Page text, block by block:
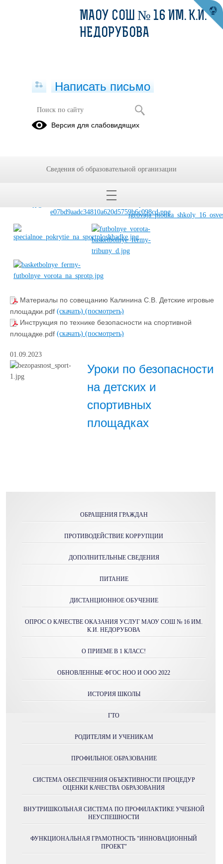
Безопасность на детской и
спортивной площадке.
Материалы по совещанию Калинина С.В. Детские игровые
площадки.pdf (скачать) (посмотреть)
Инструкция по технике безопасности на спортивной
площадке.pdf (скачать) (посмотреть)
01.09.2023
Уроки по безопасности
на детских и
спортивных
площадках
ОБРАЩЕНИЯ ГРАЖДАН
ПРОТИВОДЕЙСТВИЕ КОРРУПЦИИ
ДОПОЛНИТЕЛЬНЫЕ СВЕДЕНИЯ
ПИТАНИЕ
ДИСТАНЦИОННОЕ ОБУЧЕНИЕ
ОПРОС О КАЧЕСТВЕ ОКАЗАНИЯ УСЛУГ МАОУ СОШ № 16 ИМ.
К.И. НЕДОРУБОВА
О ПРИЕМЕ В 1 КЛАСС!
ОБНОВЛЕННЫЕ ФГОС НОО И ООО 2022
ИСТОРИЯ ШКОЛЫ
ГТО
РОДИТЕЛЯМ И УЧЕНИКАМ
ПРОФИЛЬНОЕ ОБРАЗОВАНИЕ
СИСТЕМА ОБЕСПЕЧЕНИЯ ОБЪЕКТИВНОСТИ ПРОЦЕДУР
ОЦЕНКИ КАЧЕСТВА ОБРАЗОВАНИЯ
ВНУТРИШКОЛЬНАЯ СИСТЕМА ПО ПРОФИЛАКТИКЕ УЧЕБНОЙ
НЕУСПЕШНОСТИ
ФУНКЦИОНАЛЬНАЯ ГРАМОТНОСТЬ "ИННОВАЦИОННЫЙ
ПРОЕКТ"
МАОУ СОШ № 16 ИМ. К.И.
НЕДОРУБОВА
Написать письмо
Версия для слабовидящих
Сведения об образовательной организации